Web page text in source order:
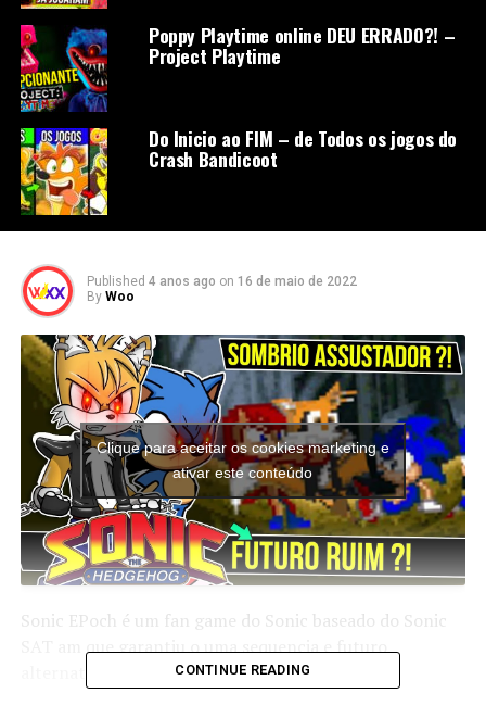
Poppy Playtime online DEU ERRADO?! –
Project Playtime
Do Inicio ao FIM – de Todos os jogos do
Crash Bandicoot
Published 4 anos ago on 16 de maio de 2022
By Woo
Clique para aceitar os cookies marketing e
ativar este conteúdo
Sonic EPoch é um fan game do Sonic baseado do Sonic
SAT am que garantiu o uma sequencia e futuro
alternativa do SonicCONTINUE READING